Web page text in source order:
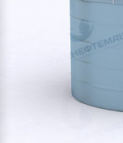
Услуги
Личные вещи
Электроника